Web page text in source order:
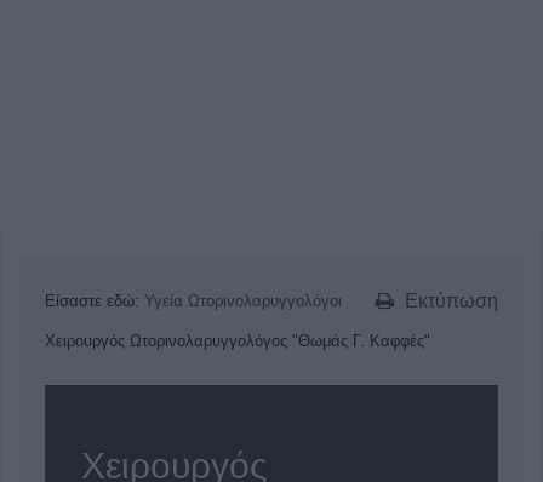
Εκτύπωση
Είσαστε εδώ: Υγεία Ωτορινολαρυγγολόγοι
Χειρουργός Ωτορινολαρυγγολόγος "Θωμάς Γ. Καφφές"
Χειρουργός